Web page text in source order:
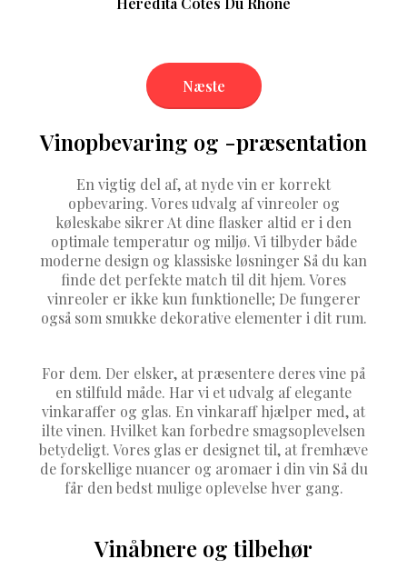
Næste
Vinopbevaring og -præsentation
En vigtig del af, at nyde vin er korrekt
opbevaring. Vores udvalg af vinreoler og
køleskabe sikrer At dine flasker altid er i den
optimale temperatur og miljø. Vi tilbyder både
moderne design og klassiske løsninger Så du kan
finde det perfekte match til dit hjem. Vores
vinreoler er ikke kun funktionelle; De fungerer
også som smukke dekorative elementer i dit rum.
For dem. Der elsker, at præsentere deres vine på
en stilfuld måde. Har vi et udvalg af elegante
vinkaraffer og glas. En vinkaraff hjælper med, at
ilte vinen. Hvilket kan forbedre smagsoplevelsen
betydeligt. Vores glas er designet til, at fremhæve
de forskellige nuancer og aromaer i din vin Så du
får den bedst mulige oplevelse hver gang.
Vinåbnere og tilbehør